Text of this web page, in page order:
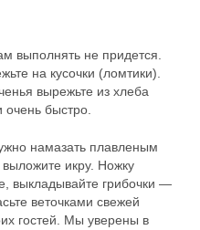
выполнять не придется.
на кусочки (ломтики).
вырежьте из хлеба
очень быстро.
намазать плавленым
икру. Ножку
выкладывайте грибочки —
веточками свежей
гостей. Мы уверены в